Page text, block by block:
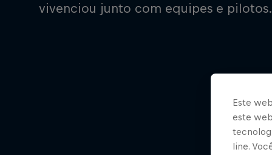
vivenciou junto com equipes e pilotos.
Este
este
line.